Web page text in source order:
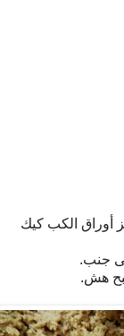
/ 175 مئوي، ونجهز أوراق الكب كيك
جنب.
هش.